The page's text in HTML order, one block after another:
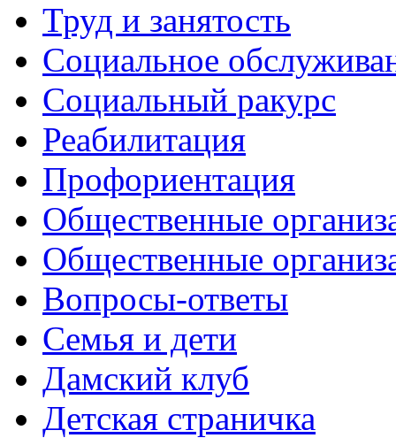
Труд и занятость
Социальное
Социальный ракурс
Реабилитация
Профориентация
Общественные
Общественные
Вопросы-ответы
Семья и дети
Дамский клуб
Детская страничка